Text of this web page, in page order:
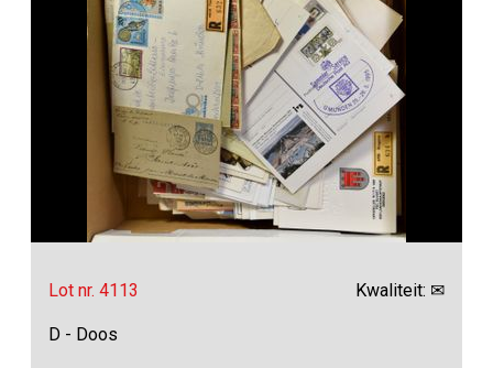
Lot nr. 4113 Kwaliteit: ✉
D - Doos